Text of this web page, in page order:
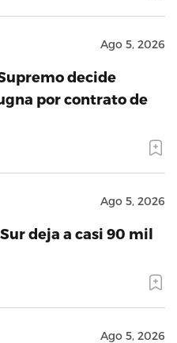
Ago 5, 2026
decide
por contrato de
Ago 5, 2026
deja a casi 90 mil
Ago 5, 2026